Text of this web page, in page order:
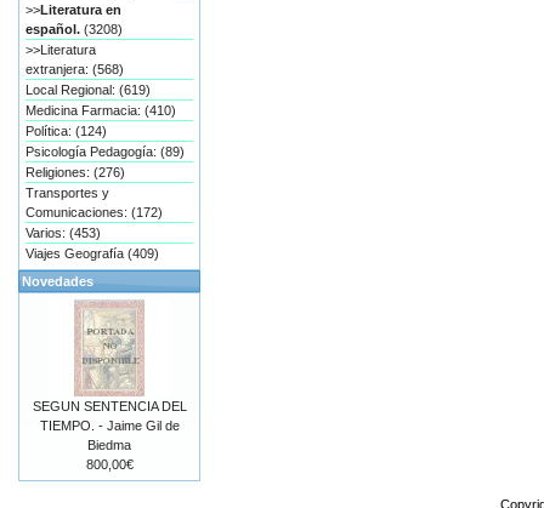
>>Literatura en
español. (3208)
>>Literatura
extranjera: (568)
Local Regional: (619)
Medicina Farmacia: (410)
Política: (124)
Psicología Pedagogía: (89)
Religiones: (276)
Transportes y
Comunicaciones: (172)
Varios: (453)
Viajes Geografía (409)
Novedades
SEGUN SENTENCIA DEL
TIEMPO. - Jaime Gil de
Biedma
800,00€